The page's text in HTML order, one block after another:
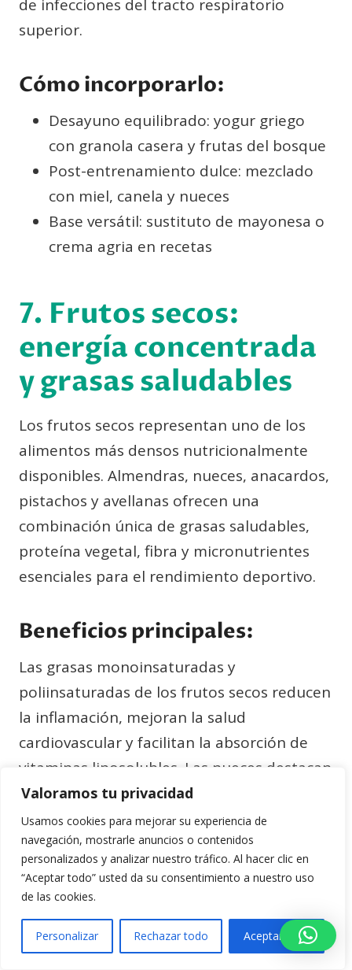
Valoramos tu privacidad
Usamos cookies para mejorar su experiencia de
navegación, mostrarle anuncios o contenidos
personalizados y analizar nuestro tráfico. Al hacer clic en
“Aceptar todo” usted da su consentimiento a nuestro uso
de las cookies.
Personalizar Rechazar todo Aceptar todo
de infecciones del tracto respiratorio
superior.
Cómo incorporarlo:
Desayuno equilibrado: yogur griego
con granola casera y frutas del bosque
Post-entrenamiento dulce: mezclado
con miel, canela y nueces
Base versátil: sustituto de mayonesa o
crema agria en recetas
7. Frutos secos:
energía concentrada
y grasas saludables
Los frutos secos representan uno de los
alimentos más densos nutricionalmente
disponibles. Almendras, nueces, anacardos,
pistachos y avellanas ofrecen una
combinación única de grasas saludables,
proteína vegetal, fibra y micronutrientes
esenciales para el rendimiento deportivo.
Beneficios principales:
Las grasas monoinsaturadas y
poliinsaturadas de los frutos secos reducen
la inflamación, mejoran la salud
cardiovascular y facilitan la absorción de
vitaminas liposolubles. Las nueces destacan
por su contenido en omega-3 de origen
vegetal (ALA), mientras que las almendras
aportan vitamina E, un potente
antioxidante.
Su contenido mineral es excepcional:
magnesio para la contracción muscular,